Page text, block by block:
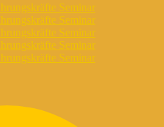
Seminar
Seminar
Seminar
Seminar
Seminar